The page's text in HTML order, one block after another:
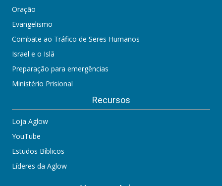
Oração
Evangelismo
Combate ao Tráfico de Seres Humanos
Israel e o Islã
Preparação para emergências
Ministério Prisional
Recursos
Loja Aglow
YouTube
Estudos Bíblicos
Líderes da Aglow